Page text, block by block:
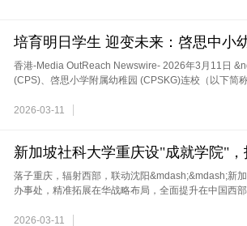
培育明日学生 迎变未来：啓思中小
香港-Media OutReach Newswire- 2026年3月11日
(CPS)、啓思小学附属幼稚园 (CPSKG)连校（以下简
2026-03-11
新加坡社科大学重庆设"成就学院"
落子重庆，辐射西部，联动沈阳&mdash;&mdash;新
办事处，精准拓展在华战略布局，全面提升在中国西
2026-03-11